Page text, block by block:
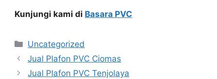
Kunjungi kami di Basara PVC
Categories
Uncategorized
Jual Plafon PVC Ciomas
Jual Plafon PVC Tenjolaya